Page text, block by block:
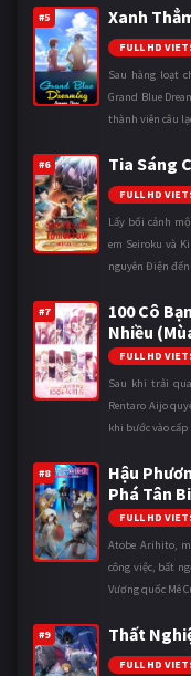
#5 Xanh
FULL HD
Sau hàng loạt
Grand Blue
thành viên câu
#6 Tia Sáng
FULL HD
Lấy bối cảnh
em Seiroku và
nguyên Điện
#7
100 Cô
Nhiều
FULL HD
Sau khi trải
Rentaro Aijo
khi bước vào
#8
Hậu
Phá Tân
FULL HD
Atobe Arihito,
công việc, bất
Vương quốc Mê
#9 Thất
FULL HD